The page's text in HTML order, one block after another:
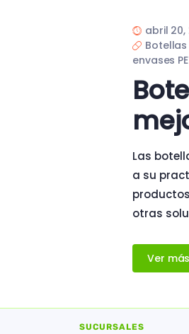
abril 20,
envases
Las
a su
otras
Ver más
SUCURSALES